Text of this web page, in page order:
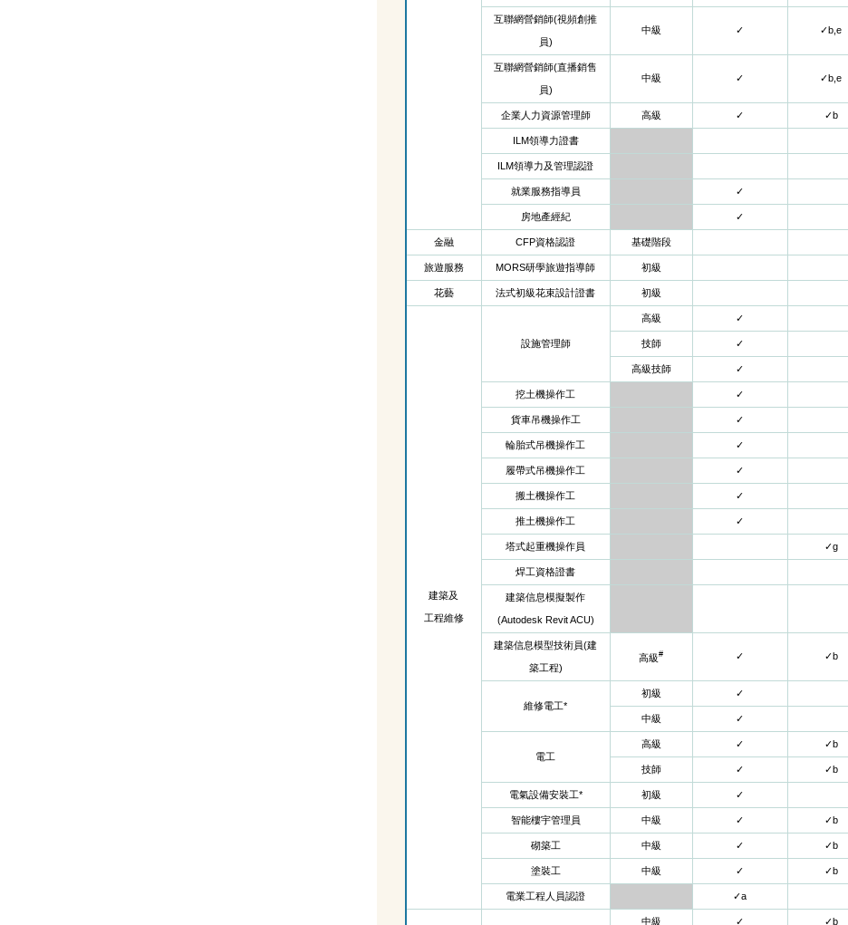
互聯網營銷師(視頻創推
員)
中級 ✓ ✓b,e
互聯網營銷師(直播銷售
員)
中級 ✓ ✓b,e
企業人力資源管理師 高級 ✓ ✓b
ILM領導力證書
ILM領導力及管理認證
就業服務指導員 ✓
房地產經紀 ✓
金融 CFP資格認證 基礎階段
旅遊服務 MORS研學旅遊指導師 初級
花藝 法式初級花束設計證書 初級
建築及
工程維修
設施管理師
高級 ✓
技師 ✓
高級技師 ✓
挖土機操作工 ✓
貨車吊機操作工 ✓
輪胎式吊機操作工 ✓
履帶式吊機操作工 ✓
搬土機操作工 ✓
推土機操作工 ✓
塔式起重機操作員 ✓g
焊工資格證書
建築信息模擬製作
(Autodesk Revit ACU)
建築信息模型技術員(建
築工程)
高級# ✓ ✓b
維修電工*
初級 ✓
中級 ✓
電工
高級 ✓ ✓b
技師 ✓ ✓b
電氣設備安裝工* 初級 ✓
智能樓宇管理員 中級 ✓ ✓b
砌築工 中級 ✓ ✓b
塗裝工 中級 ✓ ✓b
電業工程人員認證 ✓a
中級 ✓ ✓b